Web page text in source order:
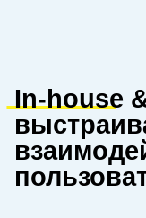
In-house